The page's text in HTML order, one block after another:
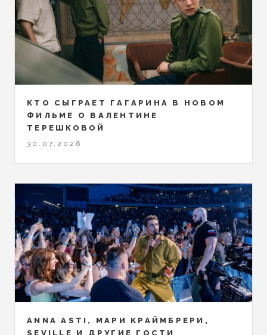
КТО СЫГРАЕТ ГАГАРИНА В НОВОМ
ФИЛЬМЕ О ВАЛЕНТИНЕ
ТЕРЕШКОВОЙ
30.07.2026
ANNA ASTI, МАРИ КРАЙМБРЕРИ,
SEVILLE И ДРУГИЕ ГОСТИ